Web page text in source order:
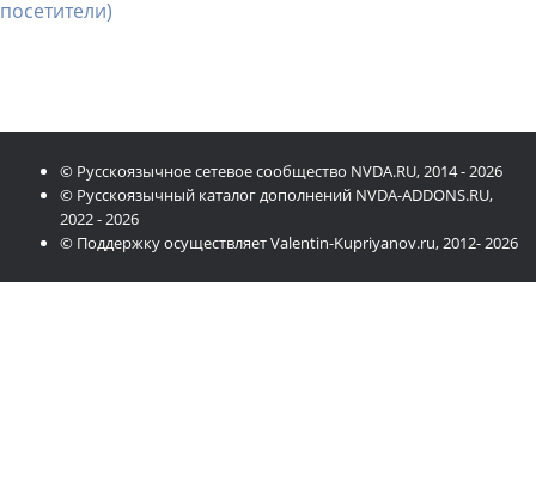
© Русскоязычное сетевое сообщество NVDA.RU, 2014 - 2026
© Русскоязычный каталог дополнений NVDA-ADDONS.RU,
2022 - 2026
© Поддержку осуществляет Valentin-Kupriyanov.ru, 2012- 2026